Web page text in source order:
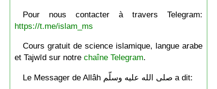
Pour nous contacter à travers Telegram:
https://t.me/islam_ms
Cours gratuit de science islamique, langue arabe
et Tajwīd sur notre chaîne Telegram.
Le Messager de Allâh صلى الله عليه وسلّم a dit: